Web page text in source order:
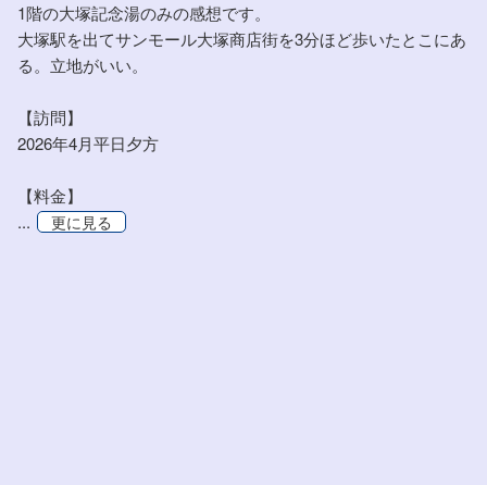
1階の大塚記念湯のみの感想です。
大塚駅を出てサンモール大塚商店街を3分ほど歩いたとこにあ
る。立地がいい。
【訪問】
2026年4月平日夕方
【料金】
...
更に見る